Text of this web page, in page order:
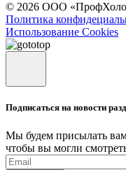
© 2026 ООО
Политика
Использование Cookies
Подписаться на новости
Мы будем присылать
чтобы вы могли